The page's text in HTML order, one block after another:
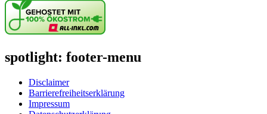
spotlight: footer-menu
Disclaimer
Barrierefreiheitserklärung
Impressum